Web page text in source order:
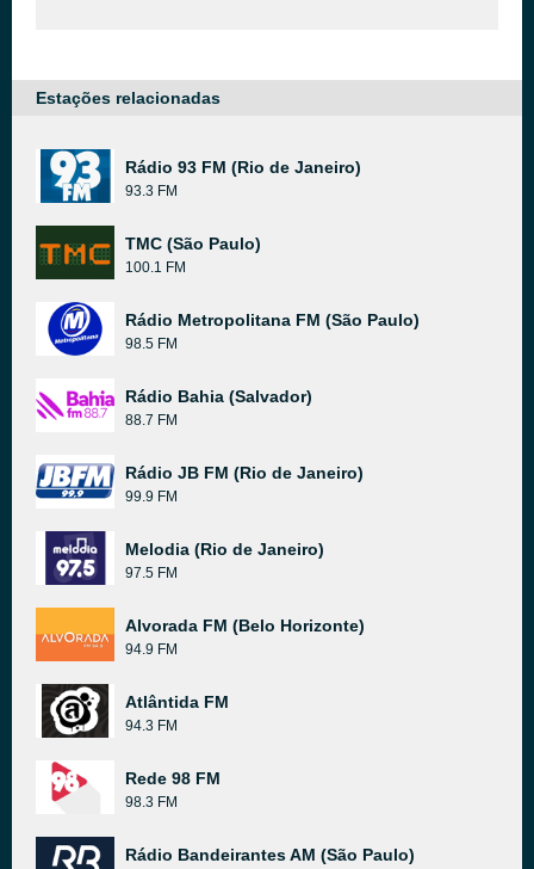
Estações relacionadas
Rádio 93 FM (Rio de Janeiro)
93.3 FM
TMC (São Paulo)
100.1 FM
Rádio Metropolitana FM (São Paulo)
98.5 FM
Rádio Bahia (Salvador)
88.7 FM
Rádio JB FM (Rio de Janeiro)
99.9 FM
Melodia (Rio de Janeiro)
97.5 FM
Alvorada FM (Belo Horizonte)
94.9 FM
Atlântida FM
94.3 FM
Rede 98 FM
98.3 FM
Rádio Bandeirantes AM (São Paulo)